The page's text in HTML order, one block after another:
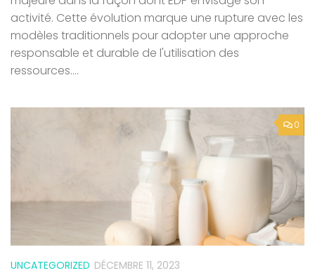
activité. Cette évolution marque une rupture avec les
modèles traditionnels pour adopter une approche
responsable et durable de l'utilisation des
ressources....
0
UNCATEGORIZED DÉCEMBRE 11, 2023